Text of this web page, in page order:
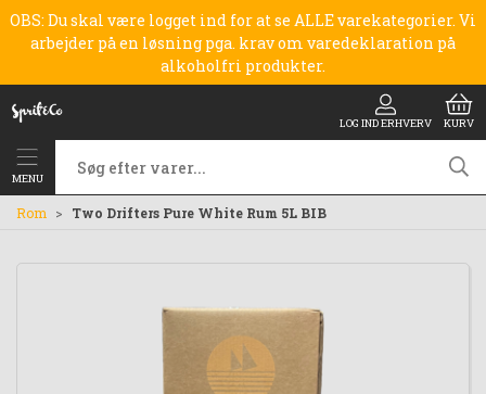
OBS: Du skal være logget ind for at se ALLE varekategorier. Vi
arbejder på en løsning pga. krav om varedeklaration på
alkoholfri produkter.
LOG IND ERHVERV KURV
MENU
Rom Two Drifters Pure White Rum 5L BIB